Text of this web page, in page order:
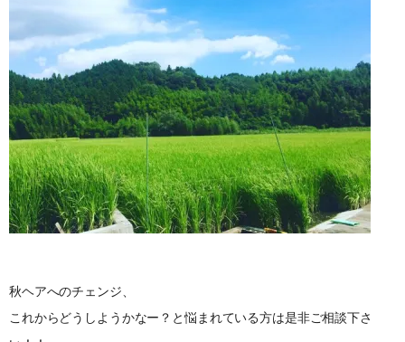
秋ヘアへのチェンジ、
これからどうしようかなー？と悩まれている方は是非ご相談下さ